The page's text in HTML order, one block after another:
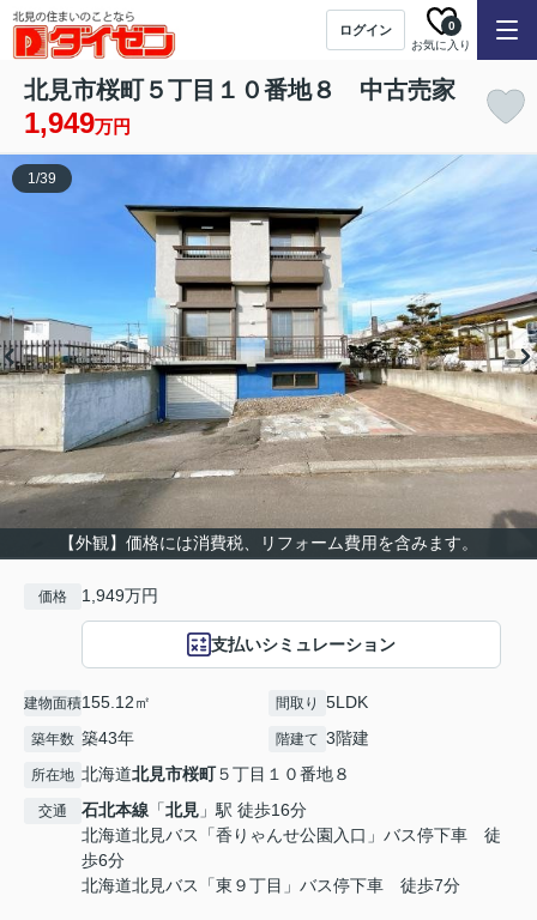
ログイン
お気に入り
0
北見市桜町５丁目１０番地８ 中古売家
1,949万円
【外観】価格には消費税、リフォーム費用を含みます。
1/39
価格 1,949万円
支払いシミュレーション
建物面積155.12㎡ 間取り 5LDK
築年数 築43年 階建て 3階建
所在地 北海道北見市桜町５丁目１０番地８
交通 石北本線 「北見 」駅 徒歩16分
北海道北見バス「香りゃんせ公園入口」バス停下車 徒
歩6分
北海道北見バス「東９丁目」バス停下車 徒歩7分